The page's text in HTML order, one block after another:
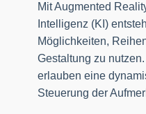
Mit Augmented
Intelligenz (KI)
Möglichkeiten,
Gestaltung zu
erlauben eine
Steuerung der